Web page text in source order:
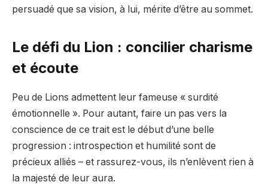
persuadé que sa vision, à lui, mérite d’être au sommet.
Le défi du Lion : concilier charisme
et écoute
Peu de Lions admettent leur fameuse « surdité
émotionnelle ». Pour autant, faire un pas vers la
conscience de ce trait est le début d’une belle
progression : introspection et humilité sont de
précieux alliés – et rassurez-vous, ils n’enlèvent rien à
la majesté de leur aura.